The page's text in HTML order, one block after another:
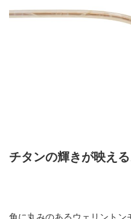
チタンの輝きが映え
角に丸みのあるウェリントン